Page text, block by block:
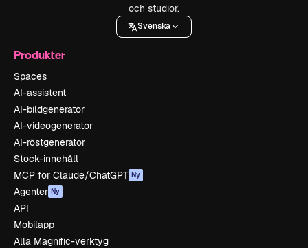
och studior.
Svenska
Produkter
Spaces
AI-assistent
AI-bildgenerator
AI-videogenerator
AI-röstgenerator
Stock-innehåll
MCP för Claude/ChatGPT Ny
Agenter Ny
API
Mobilapp
Alla Magnific-verktyg